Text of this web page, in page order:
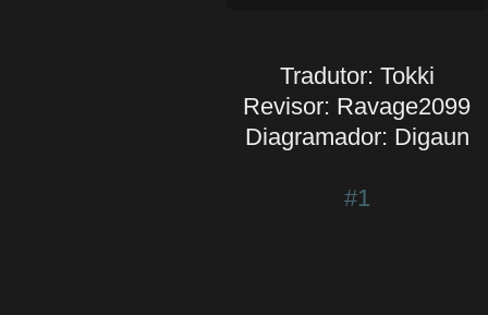
Tradutor: Tokki
Revisor: Ravage2099
Diagramador: Digaun
#1